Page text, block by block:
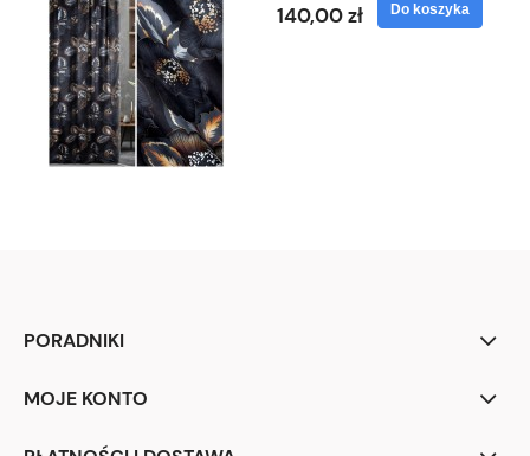
140,00 zł Do koszyka
PORADNIKI
MOJE KONTO